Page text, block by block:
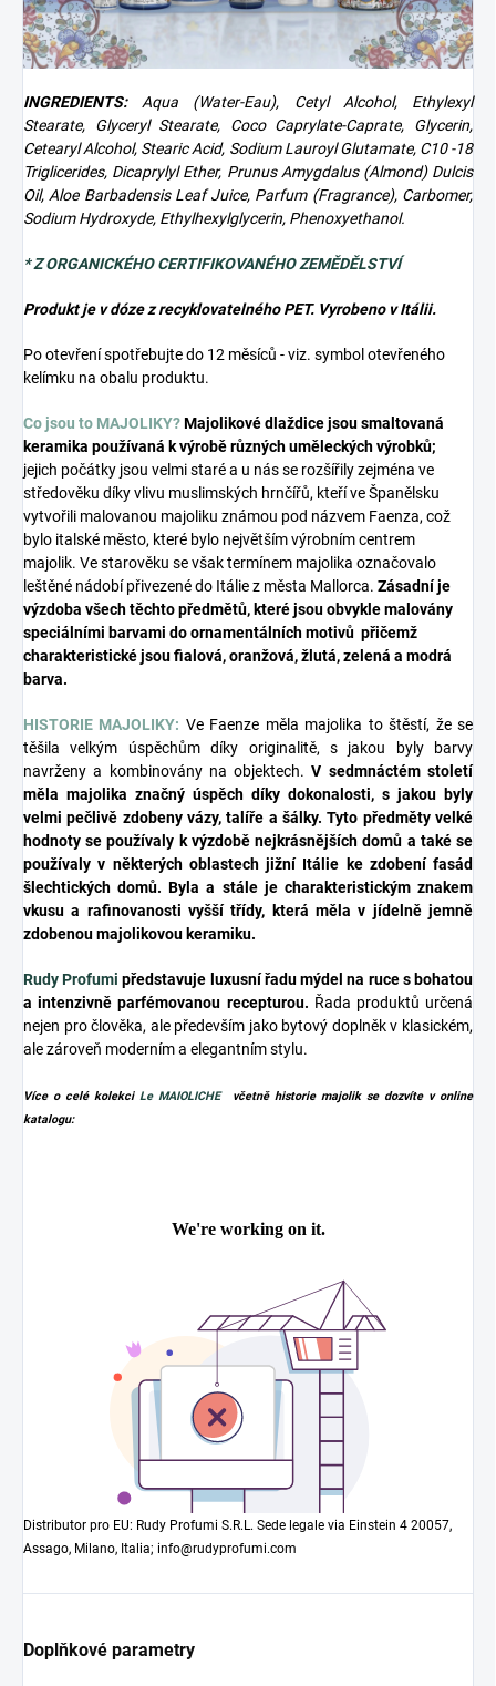
INGREDIENTS: Aqua (Water-Eau), Cetyl Alcohol, Ethylexyl
Stearate, Glyceryl Stearate, Coco Caprylate-Caprate, Glycerin,
Cetearyl Alcohol, Stearic Acid, Sodium Lauroyl Glutamate, C10 -18
Triglicerides, Dicaprylyl Ether, Prunus Amygdalus (Almond) Dulcis
Oil, Aloe Barbadensis Leaf Juice, Parfum (Fragrance), Carbomer,
Sodium Hydroxyde, Ethylhexylglycerin, Phenoxyethanol.
* Z ORGANICKÉHO CERTIFIKOVANÉHO ZEMĚDĚLSTVÍ
Produkt je v dóze z recyklovatelného PET. Vyrobeno v Itálii.
Po otevření spotřebujte do 12 měsíců - viz. symbol otevřeného
kelímku na obalu produktu.
Co jsou to MAJOLIKY?Majolikové dlaždice jsou smaltovaná
keramika používaná k výrobě různých uměleckých výrobků;
jejich počátky jsou velmi staré a u nás se rozšířily zejména ve
středověku díky vlivu muslimských hrnčířů, kteří ve Španělsku
vytvořili malovanou majoliku známou pod názvem Faenza, což
bylo italské město, které bylo největším výrobním centrem
majolik. Ve starověku se však termínem majolika označovalo
leštěné nádobí přivezené do Itálie z města Mallorca. Zásadní je
výzdoba všech těchto předmětů, které jsou obvykle malovány
speciálními barvami do ornamentálních motivů přičemž
charakteristické jsou fialová, oranžová, žlutá, zelená a modrá
barva.
HISTORIE MAJOLIKY: Ve Faenze měla majolika to štěstí, že se
těšila velkým úspěchům díky originalitě, s jakou byly barvy
navrženy a kombinovány na objektech.V sedmnáctém století
měla majolika značný úspěch díky dokonalosti, s jakou byly
velmi pečlivě zdobeny vázy, talíře a šálky. Tyto předměty velké
hodnoty se používaly k výzdobě nejkrásnějších domů a také se
používaly v některých oblastech jižní Itálie ke zdobení fasád
šlechtických domů. Byla a stále je charakteristickým znakem
vkusu a rafinovanosti vyšší třídy, která měla v jídelně jemně
zdobenou majolikovou keramiku.
Rudy Profumi představuje luxusní řadu mýdel na ruce s bohatou
a intenzivně parfémovanou recepturou. Řada produktů určená
nejen pro člověka, ale především jako bytový doplněk v klasickém,
ale zároveň moderním a elegantním stylu.
Více o celé kolekciLe MAIOLICHE
včetně historie majolik se dozvíte v online
katalogu:
Distributor pro EU: Rudy Profumi S.R.L. Sede legale via Einstein 4 20057,
Assago, Milano, Italia; info@rudyprofumi.com
Doplňkové parametry